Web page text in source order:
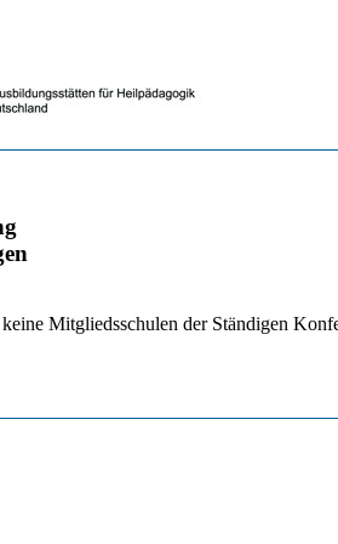
Mitgliedsschulen der Ständigen